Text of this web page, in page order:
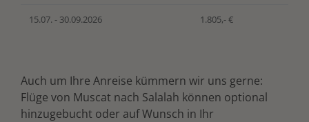
15.07. - 30.09.2026 1.805,- €
Auch um Ihre Anreise kümmern wir uns gerne:
Flüge von Muscat nach Salalah können optional
hinzugebucht oder auf Wunsch in Ihr